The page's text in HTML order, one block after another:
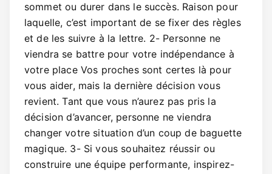
sommet ou durer dans le succès. Raison pour
laquelle, c’est important de se fixer des règles
et de les suivre à la lettre. 2- Personne ne
viendra se battre pour votre indépendance à
votre place Vos proches sont certes là pour
vous aider, mais la dernière décision vous
revient. Tant que vous n’aurez pas pris la
décision d’avancer, personne ne viendra
changer votre situation d’un coup de baguette
magique. 3- Si vous souhaitez réussir ou
construire une équipe performante, inspirez-